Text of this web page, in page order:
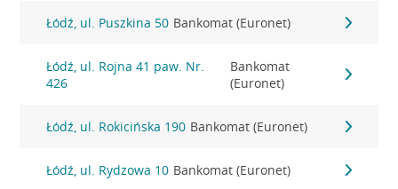
Łódź, ul. Puszkina 50 Bankomat (Euronet)
Łódź, ul. Rojna 41 paw. Nr.
426
Bankomat
(Euronet)
Łódź, ul. Rokicińska 190 Bankomat (Euronet)
Łódź, ul. Rydzowa 10 Bankomat (Euronet)